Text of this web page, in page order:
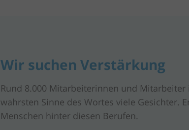
Wir suchen Verstärkung
Rund 8.000 Mitarbeiterinnen und
wahrsten Sinne des Wortes viele Gesichter.
Menschen hinter diesen Berufen.